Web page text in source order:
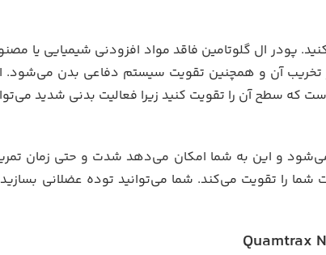
پودر ال گلوتامین فاقد مواد افزودنی شیمیایی یا
تخریب آن و همچنین تقویت سیستم دفاعی بدن می‌شود.
که سطح آن را تقویت کنید زیرا فعالیت بدنی شدید
و این به شما امکان می‌دهد شدت و حتی زمان تمرین
را تقویت می‌کند. شما می‌توانید توده عضلانی بسازید